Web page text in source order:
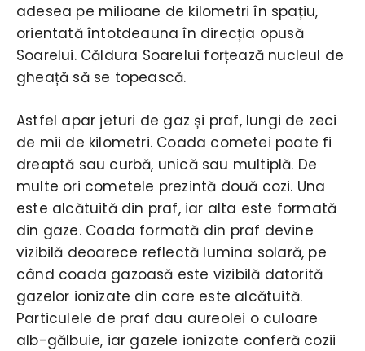
adesea pe milioane de kilometri în spațiu,
orientată întotdeauna în direcția opusă
Soarelui. Căldura Soarelui forțează nucleul de
gheață să se topească.
Astfel apar jeturi de gaz și praf, lungi de zeci
de mii de kilometri. Coada cometei poate fi
dreaptă sau curbă, unică sau multiplă. De
multe ori cometele prezintă două cozi. Una
este alcătuită din praf, iar alta este formată
din gaze. Coada formată din praf devine
vizibilă deoarece reflectă lumina solară, pe
când coada gazoasă este vizibilă datorită
gazelor ionizate din care este alcătuită.
Particulele de praf dau aureolei o culoare
alb-gălbuie, iar gazele ionizate conferă cozii